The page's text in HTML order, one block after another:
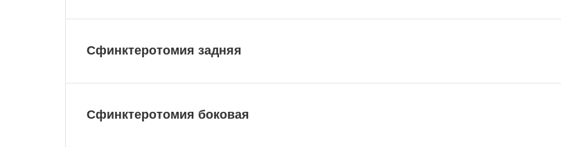
Сфинктеротомия задняя
Сфинктеротомия боковая